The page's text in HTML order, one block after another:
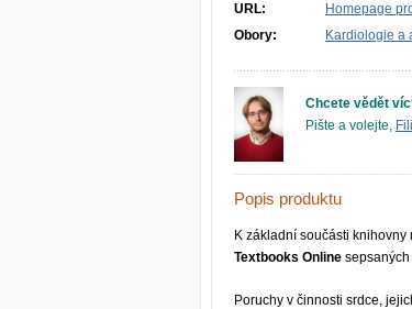
URL:
Homepage
Obory:
Kardiologie a
Chcete vědět
Pište a volejte,
Popis produktu
K základní součásti
Textbooks Online
Poruchy v činnosti srdce,